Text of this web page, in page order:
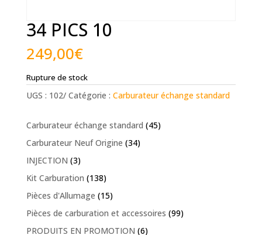
34 PICS 10
249,00€
Rupture de stock
UGS : 102/ Catégorie : Carburateur échange standard
Carburateur échange standard (45)
Carburateur Neuf Origine (34)
INJECTION (3)
Kit Carburation (138)
Pièces d'Allumage (15)
Pièces de carburation et accessoires (99)
PRODUITS EN PROMOTION (6)